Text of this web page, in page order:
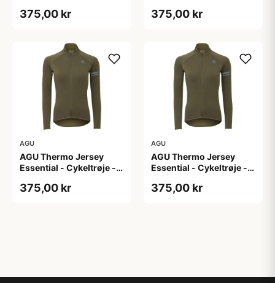
M
375,00 kr
S
375,00 kr
AGU
AGU Thermo Jersey
Essential - Cykeltrøje -
XL
375,00 kr
AGU
AGU Thermo Jersey
Essential - Cykeltrøje -
XXL
375,00 kr